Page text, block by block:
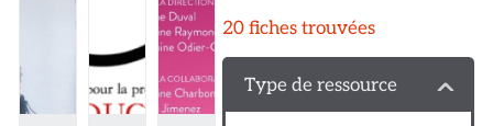
20fiches trouvées
Type de ressource